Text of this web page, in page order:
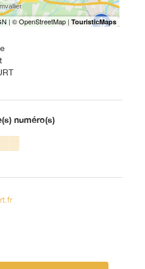
numéro(s)
▒▒